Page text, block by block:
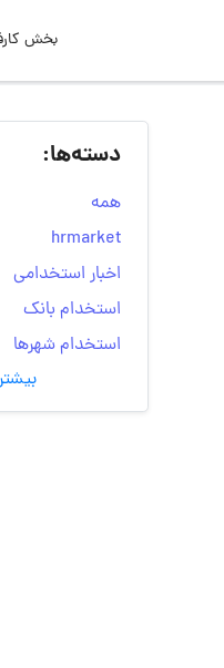
بخش
دسته‌ها:
همه
hrmarket
اخبار استخدامی
استخدام بانک
استخدام شهرها
انتخاب مسیر
به‌روزرسانی‌های